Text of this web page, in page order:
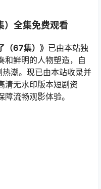
）全集免费观看
（67集）》 已由本站独
和鲜明的人物塑造，自
潮。现已由本站收录并
清无水印版本短剧资
流畅观影体验。